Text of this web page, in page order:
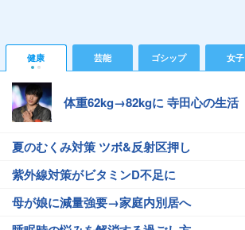
健康 芸能 ゴシップ 女子
体重62kg→82kgに 寺田心の生活
夏のむくみ対策 ツボ&反射区押し
紫外線対策がビタミンD不足に
母が娘に減量強要→家庭内別居へ